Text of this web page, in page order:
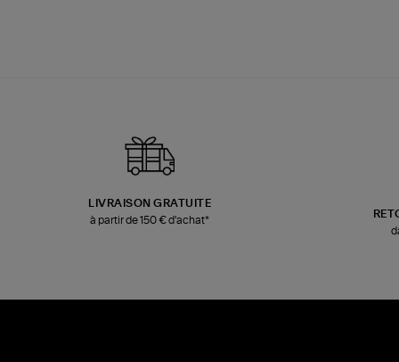
LIVRAISON GRATUITE
à partir de 150 € d'achat*